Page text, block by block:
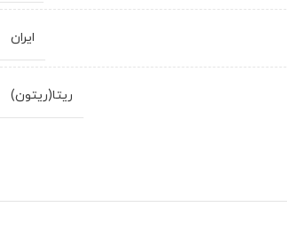
ایران
ریتا(ریتون)